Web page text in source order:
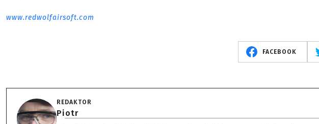
www.redwolfairsoft.com
FACEBOOK
REDAKTOR
Piotr